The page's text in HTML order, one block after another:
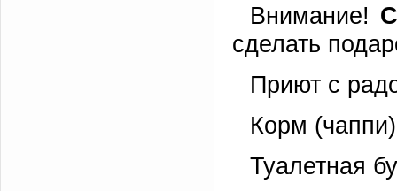
Внимание!
сделать
Приют с
Корм
Туалетная